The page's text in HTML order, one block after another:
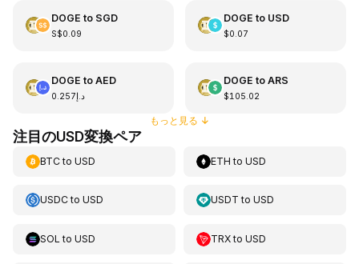
DOGE to SGD
S$0.09
DOGE to USD
$0.07
DOGE to AED
د.إ0.257
DOGE to ARS
$105.02
もっと見る ↓
注目のUSD変換ペア
BTCto USD ETH toUSD
USDCto USD USDT toUSD
SOL to USD TRXtoUSD